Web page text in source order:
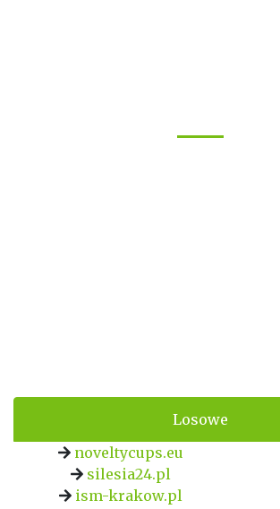
Losowe
noveltycups.eu
silesia24.pl
ism-krakow.pl